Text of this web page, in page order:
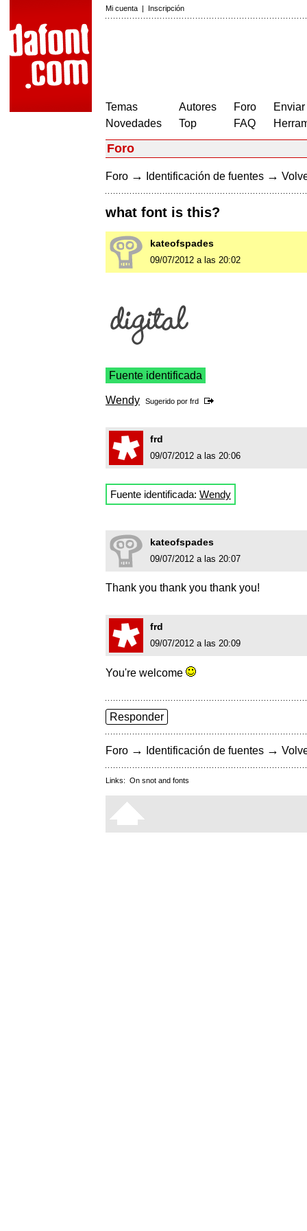
Mi cuenta | Inscripción
Temas
Novedades
Autores
Top
Foro
FAQ
Foro
Foro → Identificación de fuentes →
what font is this?
kateofspades
09/07/2012 a las 20:02
Fuente identificada
Wendy Sugerido por frd
frd
09/07/2012 a las 20:06
Fuente identificada: Wendy
kateofspades
09/07/2012 a las 20:07
Thank you thank you thank you!
frd
09/07/2012 a las 20:09
You're welcome
Responder
Foro → Identificación de fuentes →
Links: On snot and fonts